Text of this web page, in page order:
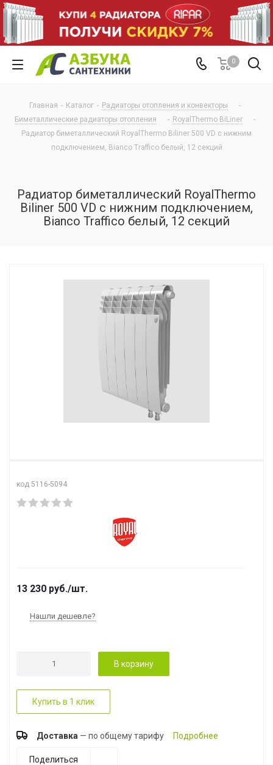
0
Главная - Каталог - Радиаторы отопления и конвекторы
-
Биметаллические радиаторы отопления
- RoyalThermo BiLiner
-
Радиатор биметаллический RoyalThermo Biliner 500 VD с нижним
подключением, Bianco Traffico белый, 12 секций
Радиатор биметаллический RoyalThermo
Biliner 500 VD с нижним подключением,
Bianco Traffico белый, 12 секций
код 5116-5094
13 230 руб./шт.
Нашли дешевле?
В корзину
Купить в 1 клик
Доставка — по общему тарифу Подробнее
Поделиться